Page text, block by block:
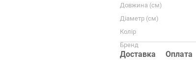
Довжина (см)
Діаметр (см)
Колір
Бренд
Доставка Оплата